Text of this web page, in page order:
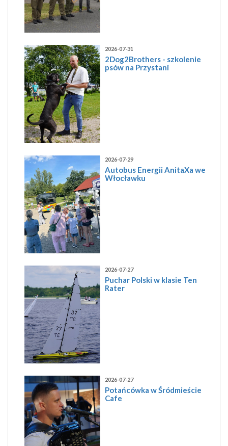
2026-07-31
2Dog2Brothers - szkolenie
psów na Przystani
2026-07-29
Autobus Energii AnitaXa we
Włocławku
2026-07-27
Puchar Polski w klasie Ten
Rater
2026-07-27
Potańcówka w Śródmieście
Cafe